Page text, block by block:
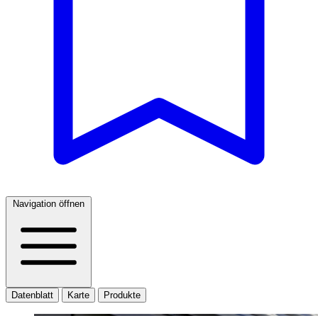
Navigation öffnen
Datenblatt Karte Produkte